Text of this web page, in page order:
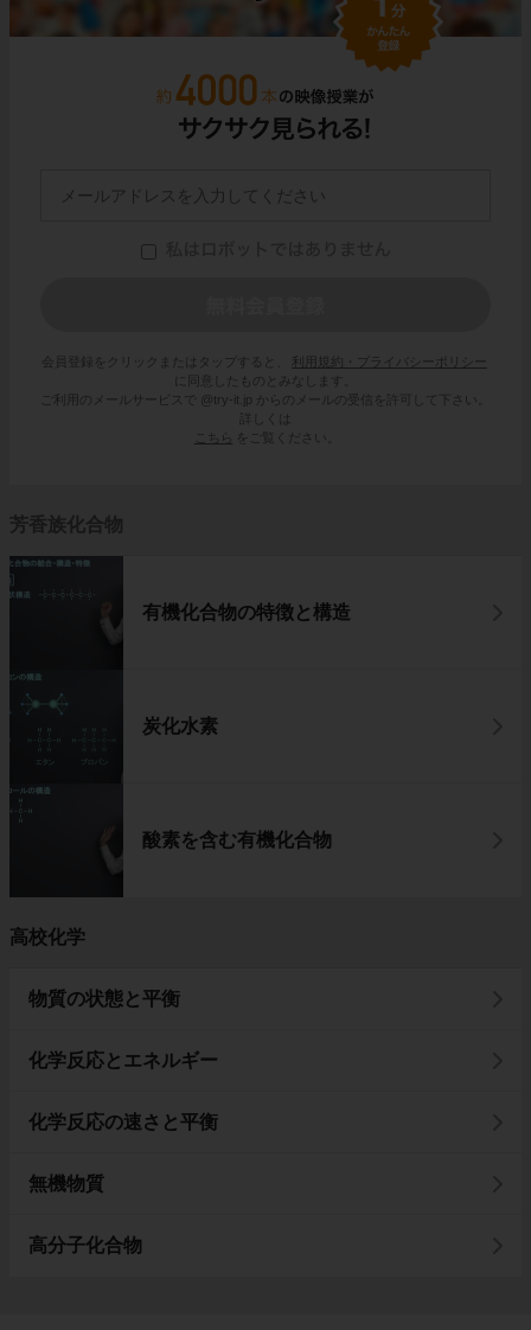
会員登録をクリックまたはタップすると、
利用規約・プライバシーポリシー
に同意したものとみなします。
ご利用のメールサービスで @try-it.jp からのメールの受信を許可して下さい。
詳しくは
こちら
をご覧ください。
芳香族化合物
有機化合物の特徴と構造
炭化水素
酸素を含む有機化合物
高校化学
物質の状態と平衡
化学反応とエネルギー
化学反応の速さと平衡
無機物質
高分子化合物